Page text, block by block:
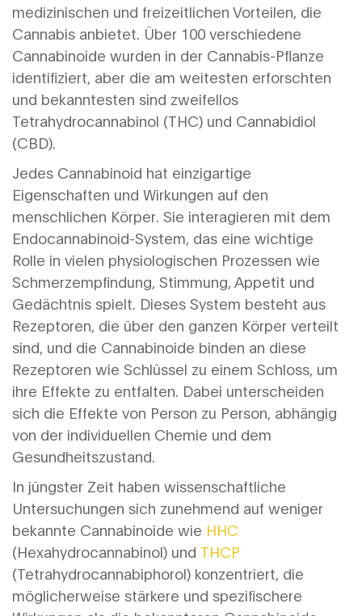
medizinischen und freizeitlichen Vorteilen, die
Cannabis anbietet. Über 100 verschiedene
Cannabinoide wurden in der Cannabis-Pflanze
identifiziert, aber die am weitesten erforschten
und bekanntesten sind zweifellos
Tetrahydrocannabinol (THC) und Cannabidiol
(CBD).
Jedes Cannabinoid hat einzigartige
Eigenschaften und Wirkungen auf den
menschlichen Körper. Sie interagieren mit dem
Endocannabinoid-System, das eine wichtige
Rolle in vielen physiologischen Prozessen wie
Schmerzempfindung, Stimmung, Appetit und
Gedächtnis spielt. Dieses System besteht aus
Rezeptoren, die über den ganzen Körper verteilt
sind, und die Cannabinoide binden an diese
Rezeptoren wie Schlüssel zu einem Schloss, um
ihre Effekte zu entfalten. Dabei unterscheiden
sich die Effekte von Person zu Person, abhängig
von der individuellen Chemie und dem
Gesundheitszustand.
In jüngster Zeit haben wissenschaftliche
Untersuchungen sich zunehmend auf weniger
bekannte Cannabinoide wie HHC
(Hexahydrocannabinol) und THCP
(Tetrahydrocannabiphorol) konzentriert, die
möglicherweise stärkere und spezifischere